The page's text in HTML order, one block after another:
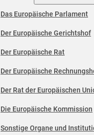
Das Europäische Parlament
Der Europäische Gerichtshof
Der Europäische Rat
Der Europäische
Der Rat der Europäischen
Die Europäische Kommission
Sonstige Organe und